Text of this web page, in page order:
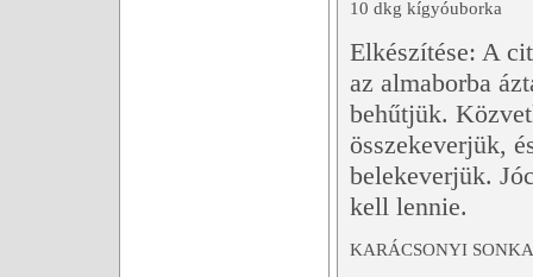
10 dkg kígyóuborka
Elkészítése: A
az almaborba
behűtjük.
összekeverjük,
belekeverjük.
kell lennie.
KARÁCSONYI SONKA